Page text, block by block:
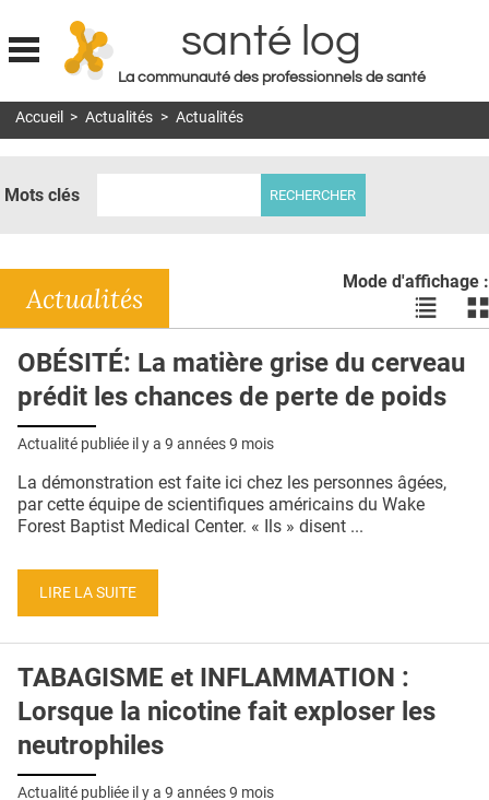
Jump to navigation
santé log
La communauté des professionnels de santé
MON COMPTE
DOSSIERS
RÉSEAUX
E-REVUE SAD
THÉMA
QUI SOMMES-NOUS ?
CONDITIONS GÉNÉRALES
CRÉDITS
Accueil > Actualités > Actualités
Mots clés
Mode d'affichage :
Voir
les
en
liste
les
Actualités
OBÉSITÉ: La matière grise du cerveau
prédit les chances de perte de poids
Actualité publiée il y a 9 années 9 mois
La démonstration est faite ici chez les personnes âgées,
par cette équipe de scientifiques américains du Wake
Forest Baptist Medical Center. « Ils » disent ...
LIRE LA SUITE
TABAGISME et INFLAMMATION :
Lorsque la nicotine fait exploser les
neutrophiles
Actualité publiée il y a 9 années 9 mois